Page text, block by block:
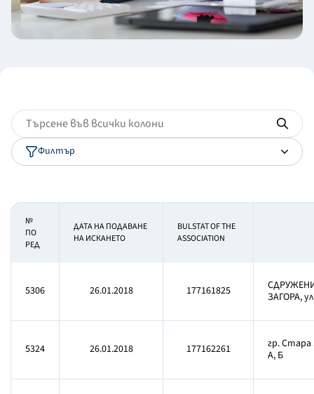
Филтър
№
ПО
РЕД
ДАТА НА ПОДАВАНЕ
НА ИСКАНЕТО
BULSTAT OF THE
ASSOCIATION
5306 26.01.2018 177161825
ЗАГОРА,
5324 26.01.2018 177162261
гр. Стара
А, Б